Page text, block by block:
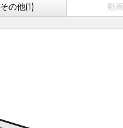
その他(1) 動画